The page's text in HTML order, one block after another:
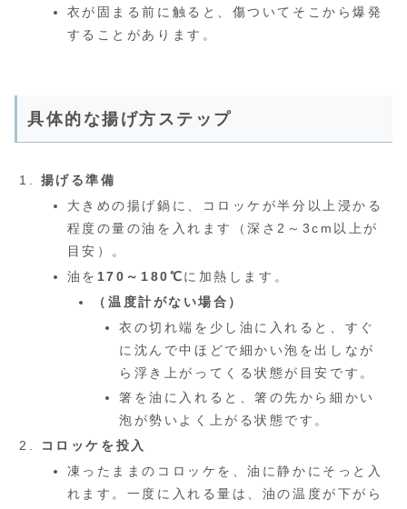
衣が固まる前に触ると、傷ついてそこから爆発
することがあります。
具体的な揚げ方ステップ
揚げる準備
大きめの揚げ鍋に、コロッケが半分以上浸かる
程度の量の油を入れます（深さ2～3cm以上が
目安）。
油を 170～180℃に加熱します。
（温度計がない場合）
衣の切れ端を少し油に入れると、すぐ
に沈んで中ほどで細かい泡を出しなが
ら浮き上がってくる状態が目安です。
箸を油に入れると、箸の先から細かい
泡が勢いよく上がる状態です。
コロッケを投入
凍ったままのコロッケを、油に静かにそっと入
れます。一度に入れる量は、油の温度が下がら